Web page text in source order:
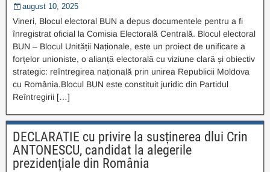
august 10, 2025
Vineri, Blocul electoral BUN a depus documentele pentru a fi
înregistrat oficial la Comisia Electorală Centrală. Blocul electoral
BUN – Blocul Unității Naționale, este un proiect de unificare a
forțelor unioniste, o alianță electorală cu viziune clară și obiectiv
strategic: reîntregirea națională prin unirea Republicii Moldova
cu România.Blocul BUN este constituit juridic din Partidul
Reîntregirii […]
DECLARATIE cu privire la susținerea dlui Crin
ANTONESCU, candidat la alegerile
prezidențiale din România